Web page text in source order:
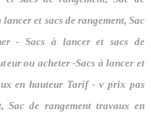
et sacs de rangement, Sac
- Sacs à lancer et sacs de
ou acheter -Sacs à lancer et
en hauteur Tarif - v prix pas
Sac de rangement travaux en